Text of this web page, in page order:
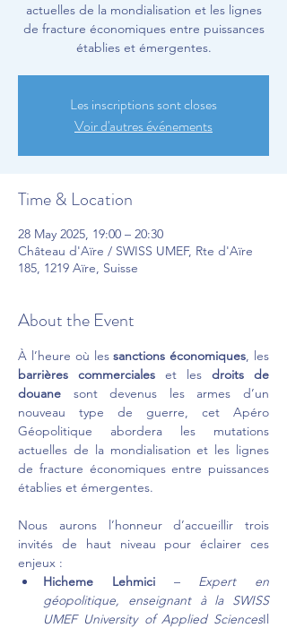
actuelles de la mondialisation et les lignes
de fracture économiques entre puissances
établies et émergentes.
Les inscriptions sont closes
Voir d'autres événements
Time & Location
28 May 2025, 19:00 – 20:30
Château d'Aïre / SWISS UMEF, Rte d'Aïre
185, 1219 Aïre, Suisse
About the Event
À l’heure où les sanctions économiques
barrières commerciales et les droits de
douane sont devenus les armes d’un
nouveau type de guerre, cet Apéro
Géopolitique abordera les mutations
actuelles de la mondialisation et les lignes
de fracture économiques entre puissances
établies et émergentes.
Nous aurons l’honneur d’accueillir trois
invités de haut niveau pour éclairer ces
enjeux :
Hicheme Lehmici – Expert en
géopolitique, enseignant à la SWISS
UMEF University of Applied SciencesIl